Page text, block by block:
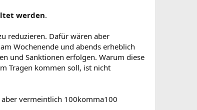
werden.
reduzieren. Dafür wären aber
Wochenende und abends erheblich
und Sanktionen erfolgen. Warum diese
Tragen kommen soll, ist nicht
vermeintlich 100komma100